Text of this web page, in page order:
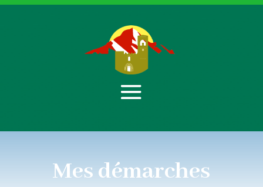
Mes démarches